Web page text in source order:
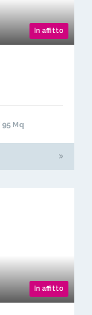
In affitto
95 Mq
In affitto